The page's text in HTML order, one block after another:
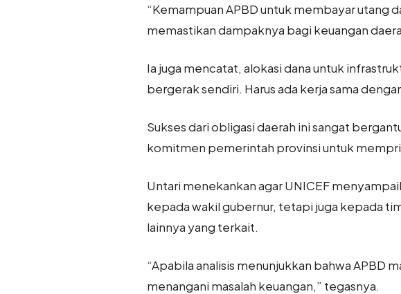
“Kemampuan APBD untuk membayar utang
memastikan dampaknya bagi keuangan
Ia juga mencatat, alokasi dana untuk
bergerak sendiri. Harus ada kerja sama
Sukses dari obligasi daerah ini sangat
komitmen pemerintah provinsi untuk
Untari menekankan agar UNICEF
kepada wakil gubernur, tetapi juga kepada
lainnya yang terkait.
“Apabila analisis menunjukkan bahwa APBD
menangani masalah keuangan,” tegasnya.